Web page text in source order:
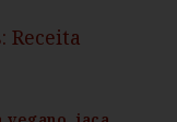
Receita